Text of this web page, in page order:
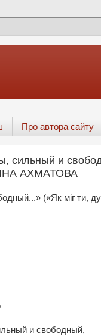
Про автора сайту
и
АХМАТОВА
(«Як міг ти,
и свободный,